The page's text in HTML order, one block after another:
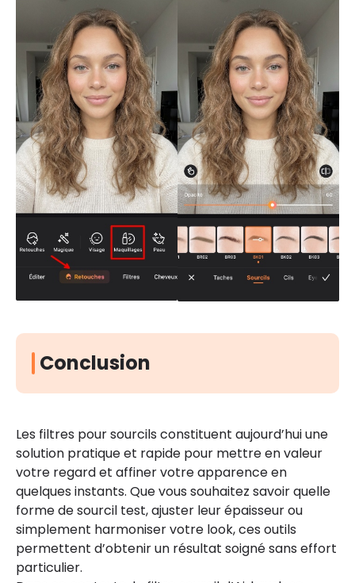
Conclusion
Les filtres pour sourcils constituent aujourd’hui une
solution pratique et rapide pour mettre en valeur
votre regard et affiner votre apparence en
quelques instants. Que vous souhaitez savoir quelle
forme de sourcil test, ajuster leur épaisseur ou
simplement harmoniser votre look, ces outils
permettent d’obtenir un résultat soigné sans effort
particulier.